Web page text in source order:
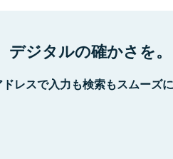
デジタルの確かさを。
レスで入力も検索もスムーズ